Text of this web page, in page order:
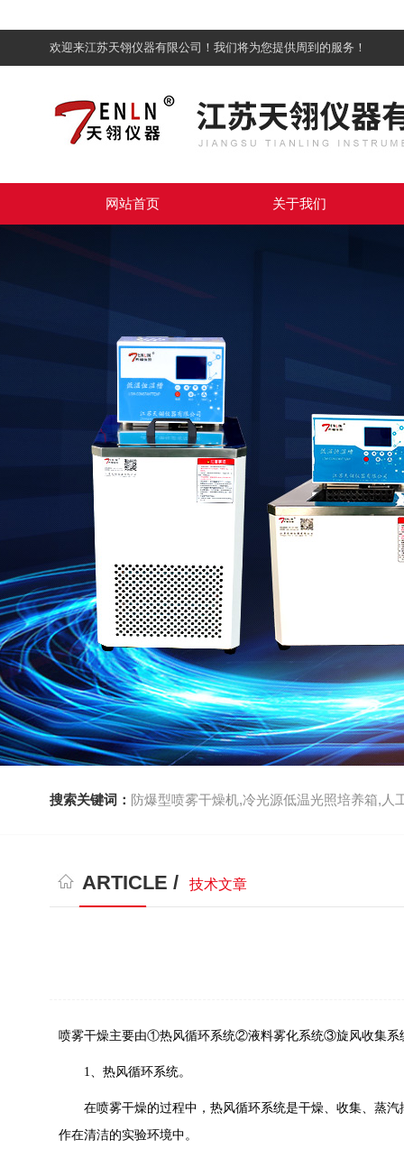
欢迎来江苏天翎仪器有限公司！我们将为您提供周到的服务！
网站首页 关于我们
搜索关键词： 防爆型喷雾干燥机,冷光源低温光照培养箱,人
ARTICLE / 技术文章
喷雾干燥主要由①热风循环系统②液料雾化系统③旋风收集系
1、热风循环系统。
在喷雾干燥的过程中，热风循环系统是干燥、收集、蒸汽
作在清洁的实验环境中。